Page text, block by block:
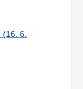
(16. 6.